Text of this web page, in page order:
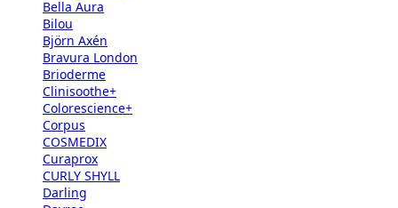
Bella Aura
Bilou
Björn Axén
Bravura London
Brioderme
Clinisoothe+
Colorescience+
Corpus
COSMEDIX
Curaprox
CURLY SHYLL
Darling